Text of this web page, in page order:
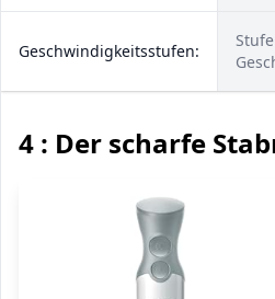
Geschwindigkeitsstufen:
4 : Der scharfe